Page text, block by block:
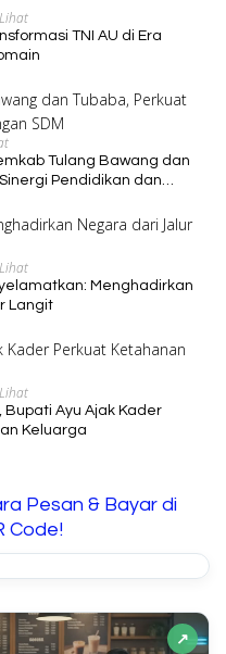
TNI AU di Era
Tulang Bawang dan
Pendidikan dan
Menghadirkan
Langit
Bupati Ayu Ajak Kader
Keluarga
Pesan & Bayar di
Code!
↗